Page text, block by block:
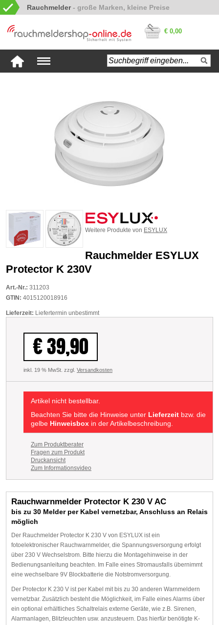
Rauchmelder
€ 0,00
Weitere Produkte von ESYLUX
Rauchmelder ESYLUX
Protector K 230V
Art.-Nr.: 311203
GTIN: 4015120018916
Lieferzeit: Liefertermin unbestimmt
€ 39,90
inkl. 19 % MwSt. zzgl. Versandkosten
Artikel nicht bestellbar.
Beachten Sie bitte die Hinweise unter Lieferzeit bzw. die
gelbe Hinweisbox in der Artikelbeschreibung.
Zum Produktberater
Fragen zum Produkt
Druckansicht
Zum Informationsvideo
Rauchwarnmelder Protector K 230 V AC
bis zu 30 Melder per Kabel vernetzbar, Anschluss an Relais
möglich
Der Rauchmelder Protector K 230 V von ESYLUX ist ein
fotoelektronischer Rauchwarnmelder, die Spannungsversorgung erfolgt
über 230 V Wechselstrom. Bitte hierzu die Montagehinweise in der
Bedienungsanleitung beachten. Im Falle eines Stromausfalls übernimmt
eine wechselbare 9V Blockbatterie die Notstromversorgung.
Der Protector K 230 V ist per Kabel mit bis zu 30 anderen Warnmeldern
vernetzbar. Zusätzlich besteht die Möglichkeit, im Falle eines Alarms über
ein optional erhältliches Schaltrelais externe Geräte, wie z.B. Sirenen,
Alarmanlagen, Blitzleuchten usw. anzusteuern. Das hierfür benötigte K-